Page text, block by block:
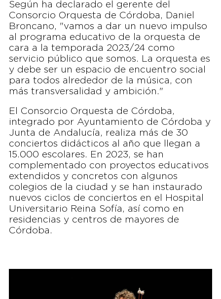
Según ha declarado el gerente del
Consorcio Orquesta de Córdoba, Daniel
Broncano, "vamos a dar un nuevo impulso
al programa educativo de la orquesta de
cara a la temporada 2023/24 como
servicio público que somos. La orquesta es
y debe ser un espacio de encuentro social
para todos alrededor de la música, con
más transversalidad y ambición."
El Consorcio Orquesta de Córdoba,
integrado por Ayuntamiento de Córdoba y
Junta de Andalucía, realiza más de 30
conciertos didácticos al año que llegan a
15.000 escolares. En 2023, se han
complementado con proyectos educativos
extendidos y concretos con algunos
colegios de la ciudad y se han instaurado
nuevos ciclos de conciertos en el Hospital
Universitario Reina Sofía, así como en
residencias y centros de mayores de
Córdoba.